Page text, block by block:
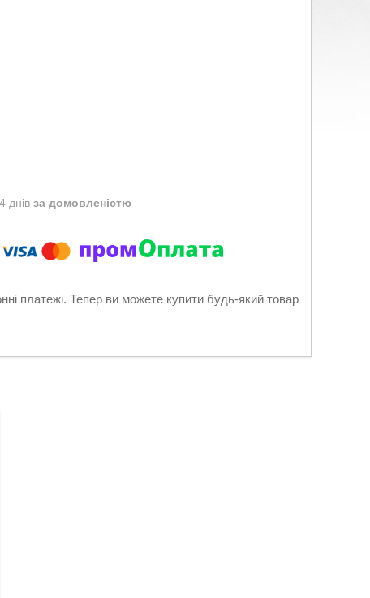
днів за домовленістю
платежі. Тепер ви можете купити будь-який товар